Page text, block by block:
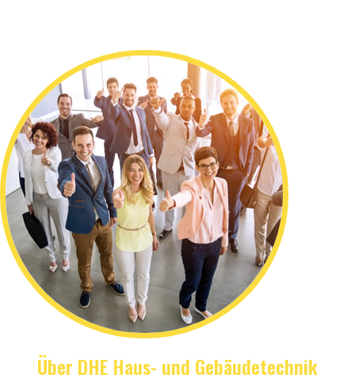
Über DHE Haus- und Gebäudetechnik